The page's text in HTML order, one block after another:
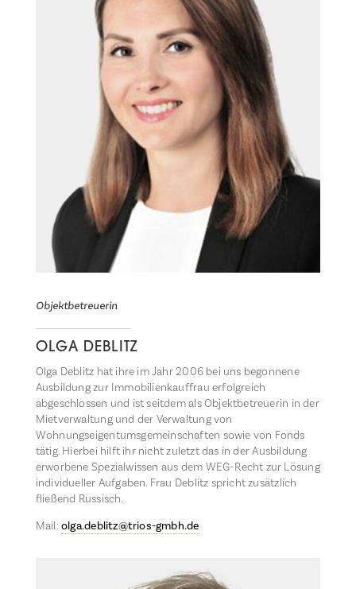
Objektbetreuerin
OLGA DEBLITZ
Olga Deblitz hat ihre im Jahr 2006 bei uns begonnene
Ausbildung zur Immobilienkauffrau erfolgreich
abgeschlossen und ist seitdem als Objektbetreuerin in der
Mietverwaltung und der Verwaltung von
Wohnungseigentumsgemeinschaften sowie von Fonds
tätig. Hierbei hilft ihr nicht zuletzt das in der Ausbildung
erworbene Spezialwissen aus dem WEG-Recht zur Lösung
individueller Aufgaben. Frau Deblitz spricht zusätzlich
fließend Russisch.
Mail:olga.deblitz@trios-gmbh.de